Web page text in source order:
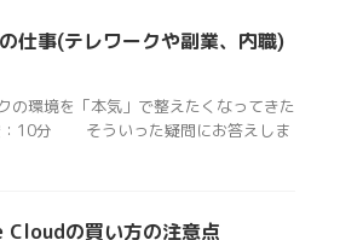
仕事(テレワークや副業、内職)
の環境を「本気」で整えたくなってきた
：10分 そういった疑問にお答えしま
の買い方の注意点
理解できるようになりたい。 できれば簡単で、効果
す。 コミュニケーションに関しては、物心がついた
ころから周りに上手な人がいて つい自分と比べてみ